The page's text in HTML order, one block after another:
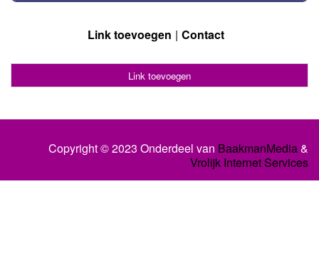
Link toevoegen Contact
Link toevoegen
Copyright © 2023 Onderdeel van BaakmanMedia&
Vrolijk Internet Services